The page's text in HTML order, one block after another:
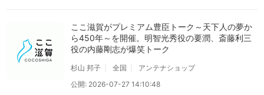
ここ滋賀がプレミアム豊臣トーク～天下人の夢か
ら450年～を開催。明智光秀役の要潤、斎藤利三
役の内藤剛志が爆笑トーク
杉山 邦子 全国
アンテナショップ
公開: 2026-07-27 14:10:48